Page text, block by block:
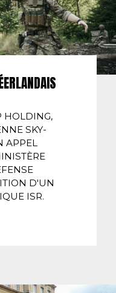
HOLDING,
SKY-
APPEL
D'UN
ISR.